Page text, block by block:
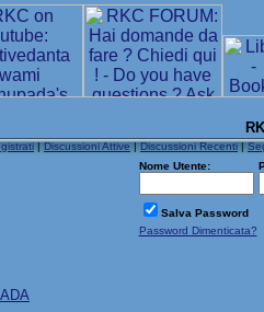
|Discussioni Attive|Discussioni Recenti|
Nome Utente:
Salva Password
Password Dimenticata?